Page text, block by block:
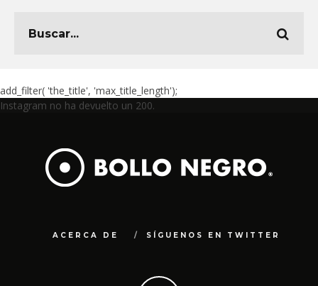
add_filter( 'the_title', 'max_title_length');
Instagram no ha devuelto un 200.
ACERCA DE SÍGUENOS EN TWITTER